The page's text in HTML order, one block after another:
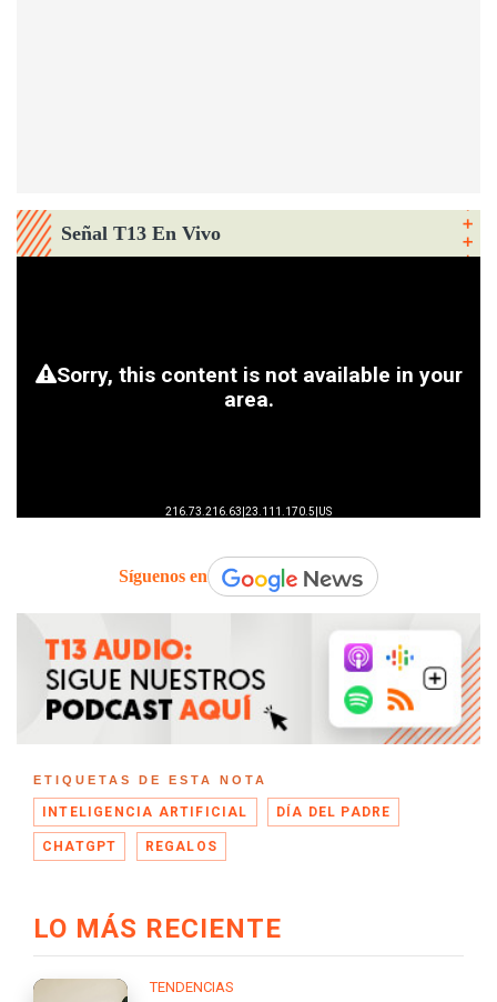
Señal T13 En Vivo
Síguenos en
ETIQUETAS DE ESTA NOTA
INTELIGENCIA ARTIFICIAL DÍA DEL PADRE
CHATGPT REGALOS
LO MÁS RECIENTE
TENDENCIAS